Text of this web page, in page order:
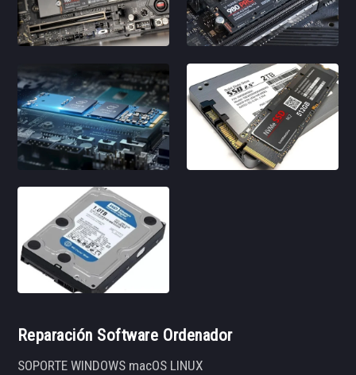
Reparación Software Ordenador
SOPORTE WINDOWS macOS LINUX